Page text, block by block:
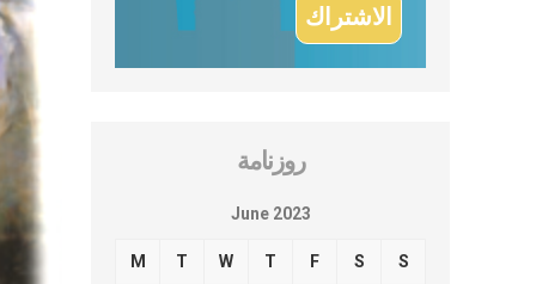
روزنامة
June 2023
M T W T F S S